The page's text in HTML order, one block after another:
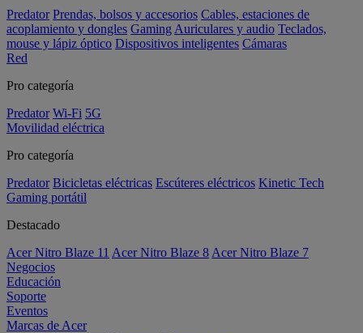
Predator Prendas, bolsos y accesorios Cables, estaciones de
acoplamiento y dongles Gaming Auriculares y audio Teclados,
mouse y lápiz óptico Dispositivos inteligentes Cámaras
Red
Pro categoría
Predator Wi-Fi 5G
Movilidad eléctrica
Pro categoría
Predator Bicicletas eléctricas Escúteres eléctricos Kinetic Tech
Gaming portátil
Destacado
Acer Nitro Blaze 11 Acer Nitro Blaze 8 Acer Nitro Blaze 7
Negocios
Educación
Soporte
Eventos
Marcas de Acer